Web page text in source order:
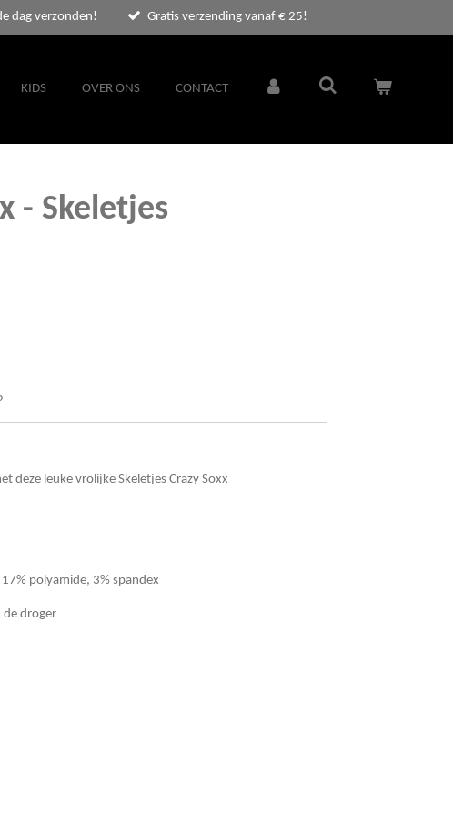
dag verzonden! Gratis verzending vanaf € 25!
KIDS OVER ONS CONTACT
- Skeletjes
deze leuke vrolijke Skeletjes Crazy Soxx
polyamide, 3% spandex
droger